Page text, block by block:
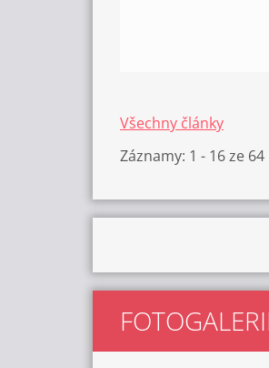
Všechny články
Záznamy: 1 - 16 ze 64